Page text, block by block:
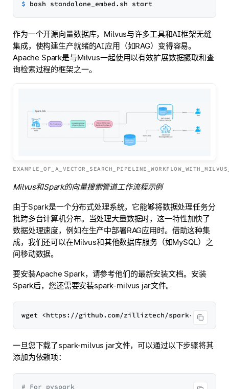
$
作为一个开源向量数据库，Milvus与许多工具和AI框架无缝
集成，使构建生产就绪的AI应用（如RAG）变得容易。
Apache Spark是与Milvus一起使用以有效扩展数据摄取和查
询检索过程的框架之一。
Milvus和Spark的向量搜索管道工作流程示例
由于Spark是一个分布式处理系统，它能够将数据处理任务分
批跨多台计算机分布。当处理大量数据时，这一特性加快了
数据处理速度，例如在生产中部署RAG应用时。借助这种集
成，我们还可以在Milvus和其他数据库服务（如MySQL）之
间移动数据。
要安装Apache Spark，请参考他们的最新安装文档。安装
Spark后，您还需要安装spark-milvus jar文件。
一旦您下载了spark-milvus jar文件，可以通过以下步骤将其
添加为依赖项：
# For pyspark